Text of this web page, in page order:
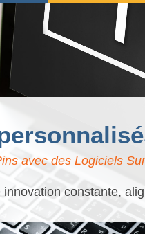
avec des Logiciels
constante,